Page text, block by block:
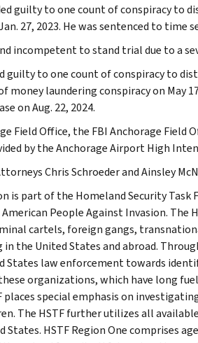
guilty to one count of conspiracy to
27, 2023. He was sentenced to time
incompetent to stand trial due to a
guilty to one count of conspiracy to
money laundering conspiracy on May
on Aug. 22, 2024.
Field Office, the FBI Anchorage
by the Anchorage Airport High
Chris Schroeder and Ainsley
is part of the Homeland Security Task
People Against Invasion.
cartels, foreign gangs,
the United States and abroad.
States law enforcement towards
organizations, which have long
places special emphasis on
The HSTF further utilizes all
States. HSTF Region One comprises